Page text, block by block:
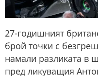
27-годишният
брой точки с
намали разликата в
пред ликуващия